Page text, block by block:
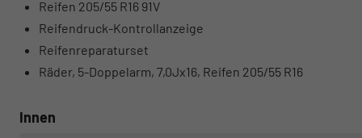
Reifen 205/55 R16 91V
Reifendruck-Kontrollanzeige
Reifenreparaturset
Räder, 5-Doppelarm, 7,0Jx16, Reifen 205/55 R16
Innen